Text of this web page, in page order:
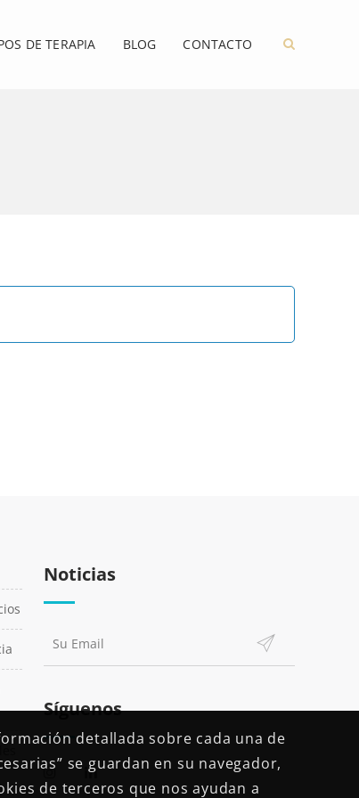
DE TERAPIA BLOG CONTACTO
Noticias
Síguenos
detallada sobre cada una de
se guardan en su navegador,
de terceros que nos ayudan a